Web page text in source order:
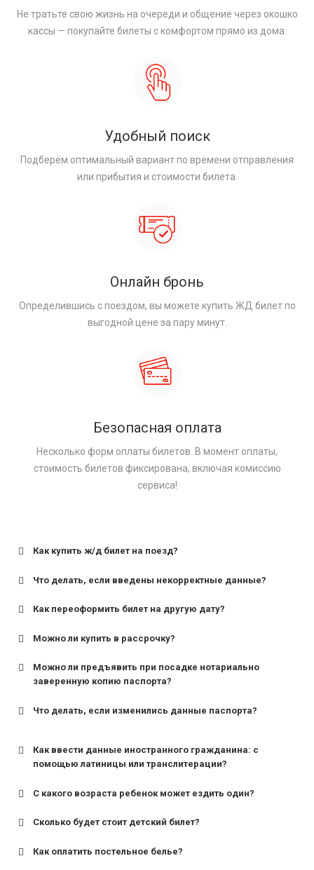
Не тратьте свою жизнь на очереди и общение через окошко
кассы — покупайте билеты с комфортом прямо из дома.
Удобный поиск
Подберём оптимальный вариант по времени отправления
или прибытия и стоимости билета.
Онлайн бронь
Определившись с поездом, вы можете купить ЖД билет по
выгодной цене за пару минут.
Безопасная оплата
Несколько форм оплаты билетов. В момент оплаты,
стоимость билетов фиксирована, включая комиссию
сервиса!
Как купить ж/д билет на поезд?
Что делать, если введены некорректные данные?
Как переоформить билет на другую дату?
Можно ли купить в рассрочку?
Можно ли предъявить при посадке нотариально
заверенную копию паспорта?
Что делать, если изменились данные паспорта?
Как ввести данные иностранного гражданина: с
помощью латиницы или транслитерации?
С какого возраста ребенок может ездить один?
для поездов дальнего следования — от 10 лет и
Сколько будет стоит детский билет?
Как оплатить постельное белье?